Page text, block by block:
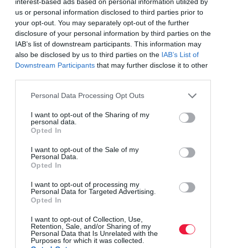
us or personal information disclosed to third parties prior to
your opt-out. You may separately opt-out of the further
disclosure of your personal information by third parties on the
IAB’s list of downstream participants. This information may
also be disclosed by us to third parties on the IAB’s List of
Downstream Participants that may further disclose it to other
Please note that this website/app uses one or more Google
not limited to your visit or usage behaviour. You may click to
grant or deny consent to Google and its third-party tags to
use your data for below specified purposes in below Google
consent section.
Personal Data Processing Opt Outs
I want to opt-out of the Sharing of my
personal data.
Opted In
I want to opt-out of the Sale of my
Personal Data.
Opted In
I want to opt-out of processing my
Personal Data for Targeted Advertising.
Opted In
I want to opt-out of Collection, Use,
Retention, Sale, and/or Sharing of my
Personal Data that Is Unrelated with the
Purposes for which it was collected.
komoly béremelés volt, éppen azért,
hogy meg tudják tartani a
munkavállalókat
- tette hozzá a Pékszövetség elnöke.
Megjegyezte, korábban 72 kilogramm kenyér és 10-12 kilogramm
Magyarországon. Azonban mostanra 50-52 kilogrammra csökkent
a kenyérfogyasztás.
Először a koronavírus-járvány, majd a
háború és az infláció emelkedése miatt
vettek kevesebb kenyeret a magyarok.